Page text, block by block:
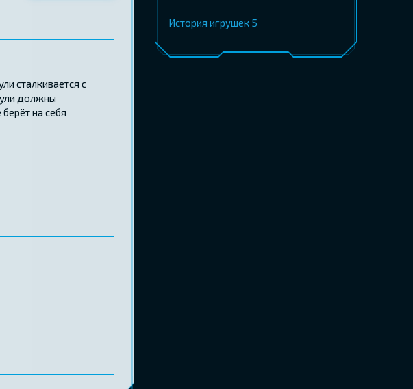
сталкивается с
должны
на себя
История игрушек 5